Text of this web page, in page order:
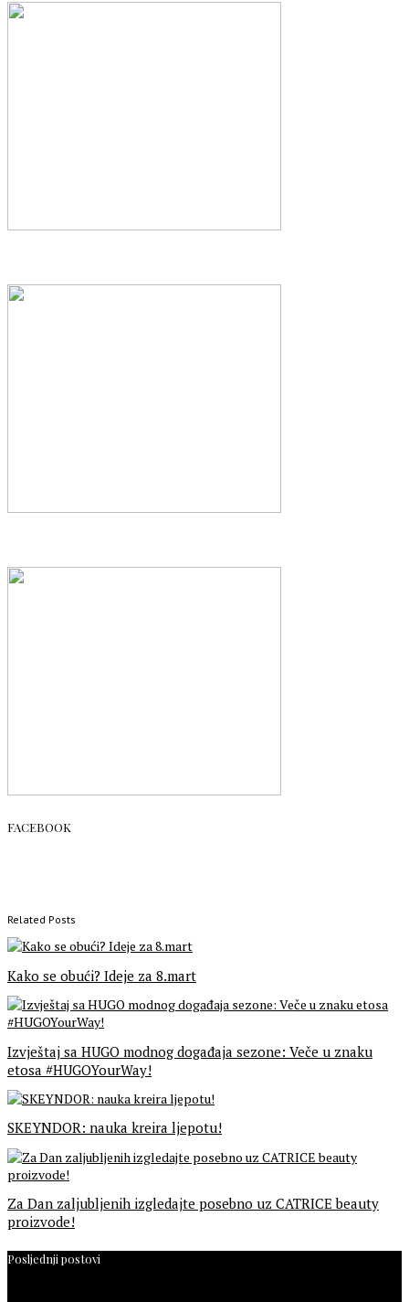
FACEBOOK
Related Posts
Kako se obući? Ideje za 8.mart
Izvještaj sa HUGO modnog događaja sezone: Veče u znaku
etosa #HUGOYourWay!
SKEYNDOR: nauka kreira ljepotu!
Za Dan zaljubljenih izgledajte posebno uz CATRICE beauty
proizvode!
Posljednji postovi